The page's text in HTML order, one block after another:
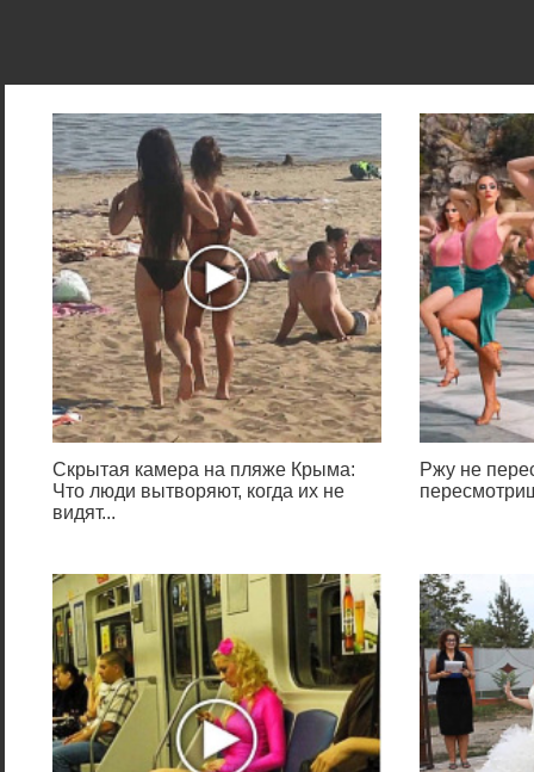
Скрытая камера на пляже Крыма:
Что люди вытворяют, когда их не
видят...
Ржу не